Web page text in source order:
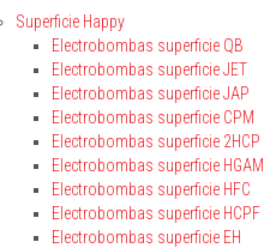
Superficie Happy
Electrobombas superficie QB
Electrobombas superficie JET
Electrobombas superficie JAP
Electrobombas superficie CPM
Electrobombas superficie 2HCP
Electrobombas superficie HGAM
Electrobombas superficie HFC
Electrobombas superficie HCPF
Electrobombas superficie EH